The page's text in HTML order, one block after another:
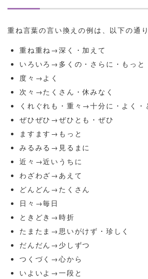
重ね言葉の言い換えの例は、以下の通り
重ね重ね→深く・加えて
いろいろ→多くの・さらに・もっと
度々→よく
次々→たくさん・休みなく
くれぐれも・重々→十分に・よく・
ぜひぜひ→ぜひとも・ぜひ
ますます→もっと
みるみる→見るまに
近々→近いうちに
わざわざ→あえて
どんどん→たくさん
日々→毎日
ときどき→時折
たまたま→思いがけず・珍しく
だんだん→少しずつ
つくづく→心から
いよいよ→一段と